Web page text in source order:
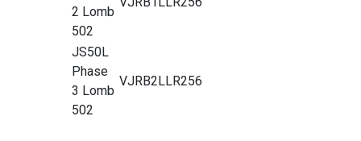
2 Lomb
502
JS50L
Phase
3 Lomb
502
VJRB2LLR256